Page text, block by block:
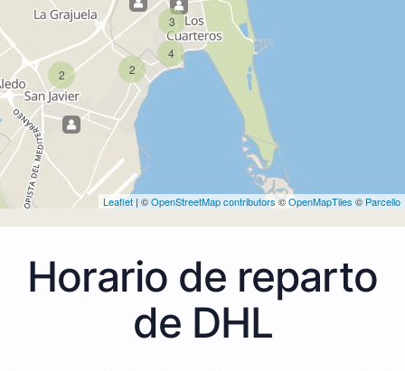
2 2
4
3
Leaflet | ©OpenStreetMap contributors ©OpenMapTiles © Parcello
Horario de reparto
de DHL